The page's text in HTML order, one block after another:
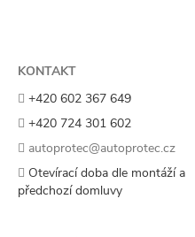
KONTAKT
+420 602 367 649
+420 724 301 602
autoprotec@autoprotec.cz
Otevírací doba dle montáží a
předchozí domluvy